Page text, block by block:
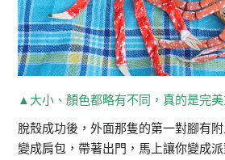
▲大小、顏色都略有不同，真的是完美
脫殼成功後，外面那隻的第一對腳有
變成肩包，帶著出門，馬上讓你變成